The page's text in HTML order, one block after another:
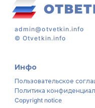
admin@otvetkin.info
©Otvetkin.info
Инфо
Пользовательское
Политика
Copyright notice